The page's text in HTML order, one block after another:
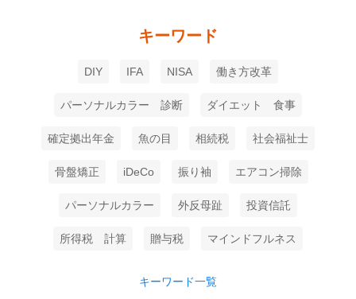
キーワード
DIY IFA NISA 働き方改革
パーソナルカラー 診断 ダイエット 食事
確定拠出年金 魚の目 相続税 社会福祉士
骨盤矯正 iDeCo 振り袖 エアコン掃除
パーソナルカラー 外反母趾 投資信託
所得税 計算 贈与税 マインドフルネス
キーワード一覧